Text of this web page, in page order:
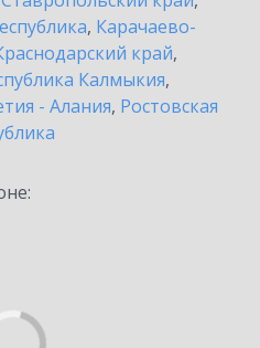
, Карачаево-
край,
Калмыкия,
- Алания, Ростовская